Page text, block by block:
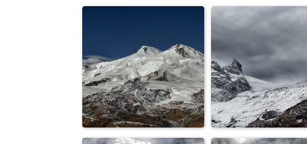
Кавказ... Горы...